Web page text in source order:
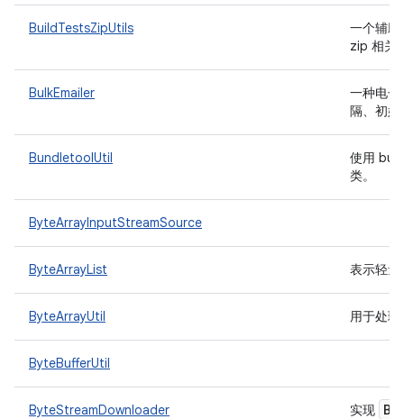
BuildTestsZipUtils
一个辅
zip 相关
BulkEmailer
一种电子
隔、初
BundletoolUtil
使用
类。
ByteArrayInputStreamSource
ByteArrayList 表示轻
ByteArrayUtil 用于处
ByteBufferUtil
ByteStreamDownloader 实现